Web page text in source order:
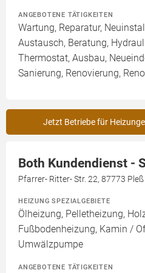
ANGEBOTENE TÄTIGKEITEN
Wartung, Reparatur,
Austausch, Beratung,
Thermostat, Ausbau,
Sanierung, Renovierung,
Jetzt Betriebe für
Both Kundendienst -
Pfarrer- Ritter- Str. 22, 87773
HEIZUNG SPEZIALGEBIETE
Ölheizung, Pelletheizung,
Fußbodenheizung, Kamin /
Umwälzpumpe
ANGEBOTENE TÄTIGKEITEN